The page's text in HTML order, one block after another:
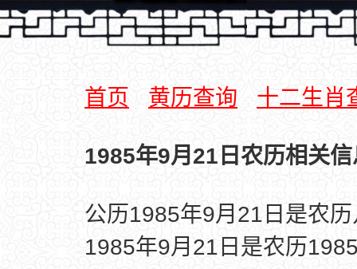
首页 黄历查询 十二生肖
1985年9月21日农历相关
公历1985年9月21日是农
1985年9月21日是农历